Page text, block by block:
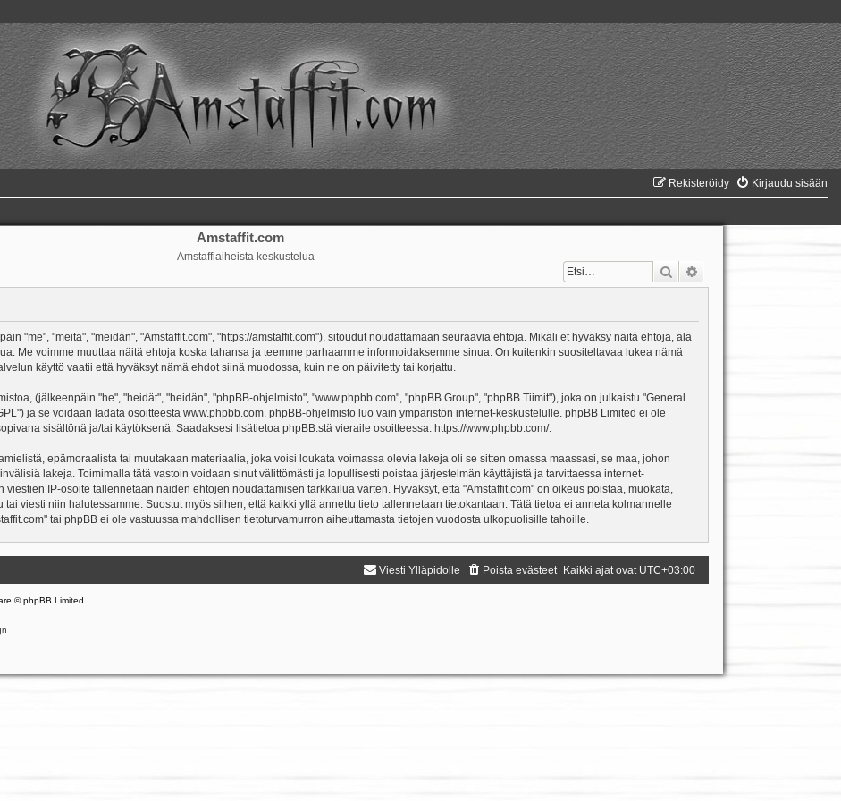
Kirjaudu sisään
Rekisteröidy
Amstaffit.com
Amstaffiaiheista keskustelua
Etsi
"me", "meitä", "meidän", "Amstaffit.com", "https://amstaffit.com"), sitoudut noudattamaan seuraavia ehtoja. Mikäli et hyväksy näitä ehtoja, älä
Me voimme muuttaa näitä ehtoja koska tahansa ja teemme parhaamme informoidaksemme sinua. On kuitenkin suositeltavaa lukea nämä
käyttö vaatii että hyväksyt nämä ehdot siinä muodossa, kuin ne on päivitetty tai korjattu.
(jälkeenpäin "he", "heidät", "heidän", "phpBB-ohjelmisto", "www.phpbb.com", "phpBB Group", "phpBB Tiimit"), joka on julkaistu "General
ja se voidaan ladata osoitteesta www.phpbb.com. phpBB-ohjelmisto luo vain ympäristön internet-keskustelulle. phpBB Limited ei ole
sisältönä ja/tai käytöksenä. Saadaksesi lisätietoa phpBB:stä vieraile osoitteessa: https://www.phpbb.com/.
epämoraalista tai muutakaan materiaalia, joka voisi loukata voimassa olevia lakeja oli se sitten omassa maassasi, se maa, johon
lakeja. Toimimalla tätä vastoin voidaan sinut välittömästi ja lopullisesti poistaa järjestelmän käyttäjistä ja tarvittaessa internet-
IP-osoite tallennetaan näiden ehtojen noudattamisen tarkkailua varten. Hyväksyt, että "Amstaffit.com" on oikeus poistaa, muokata,
viesti niin halutessamme. Suostut myös siihen, että kaikki yllä annettu tieto tallennetaan tietokantaan. Tätä tietoa ei anneta kolmannelle
tai phpBB ei ole vastuussa mahdollisen tietoturvamurron aiheuttamasta tietojen vuodosta ulkopuolisille tahoille.
Kaikki ajat ovat UTC+03:00
Poista evästeet
Viesti Ylläpidolle
© phpBB Limited